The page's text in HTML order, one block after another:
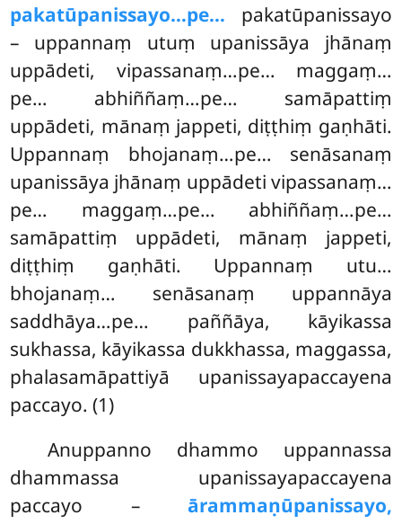
pakatūpanissayo…pe… pakatūpanissayo
– uppannaṃ utuṃ upanissāya jhānaṃ
uppādeti, vipassanaṃ…pe… maggaṃ…
pe… abhiññaṃ…pe… samāpattiṃ
uppādeti, mānaṃ jappeti, diṭṭhiṃ gaṇhāti.
Uppannaṃ bhojanaṃ…pe… senāsanaṃ
upanissāya jhānaṃ uppādeti vipassanaṃ…
pe… maggaṃ…pe… abhiññaṃ…pe…
samāpattiṃ uppādeti, mānaṃ jappeti,
diṭṭhiṃ gaṇhāti. Uppannaṃ utu…
bhojanaṃ… senāsanaṃ uppannāya
saddhāya…pe… paññāya, kāyikassa
sukhassa, kāyikassa dukkhassa, maggassa,
phalasamāpattiyā upanissayapaccayena
paccayo. (1)
Anuppanno dhammo uppannassa
dhammassa upanissayapaccayena
paccayo – ārammaṇūpanissayo,